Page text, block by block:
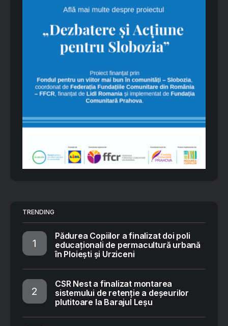
TRENDING
Pădurea Copiilor a finalizat doi poli
educaționali de permacultură urbană
în Ploiești și Urziceni
CSR Nest a finalizat montarea
sistemului de retenție a deșeurilor
plutitoare la Barajul Leșu